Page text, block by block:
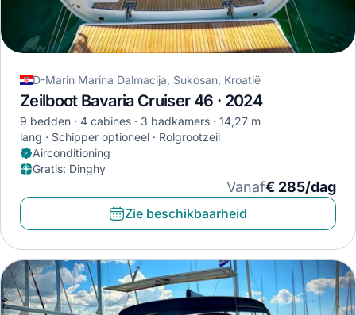
D-Marin Marina Dalmacija, Sukosan, Kroatië
Zeilboot Bavaria Cruiser 46 · 2024
9 bedden 4 cabines 3 badkamers
14,27 m
lang
Schipper optioneel
Rolgrootzeil
Airconditioning
Gratis: Dinghy
Vanaf€ 285/dag
Zie beschikbaarheid